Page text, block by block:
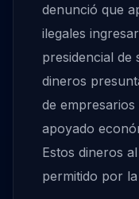
denunció que
ilegales
presidencial de
dineros
de
apoyado
Estos dineros
permitido por la